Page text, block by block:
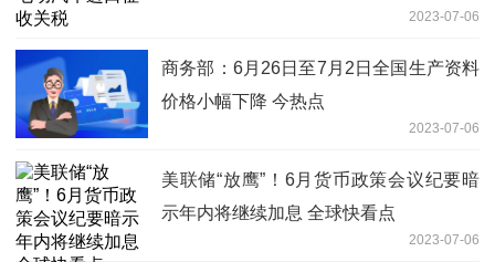
2023-07-06
商务部：6月26日至7月2日全国生产资料
价格小幅下降 今热点
2023-07-06
美联储“放鹰”！6月货币政策会议纪要暗
示年内将继续加息 全球快看点
2023-07-06